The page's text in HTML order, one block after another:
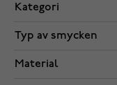
Kategori
Typ av smycken
Material